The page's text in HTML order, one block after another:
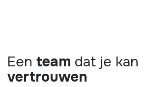
Een team dat je kan
vertrouwen